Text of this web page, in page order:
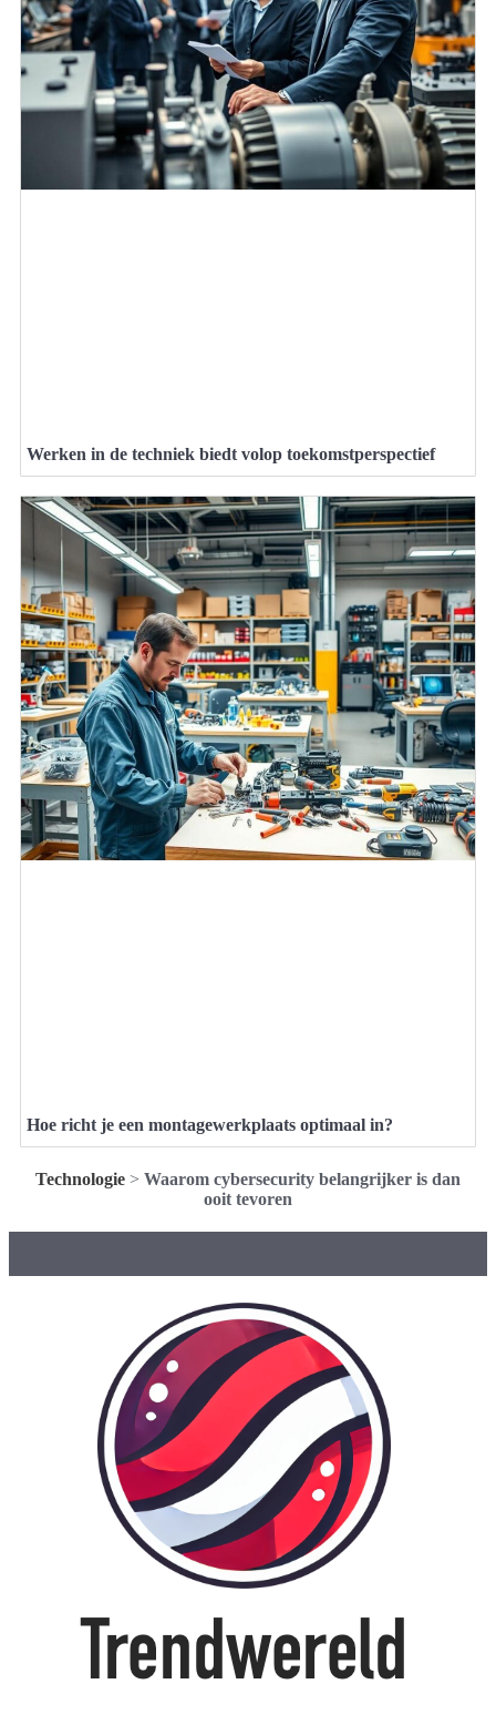
Werken in de techniek biedt volop toekomstperspectief
Hoe richt je een montagewerkplaats optimaal in?
Technologie > Waarom cybersecurity belangrijker is dan
ooit tevoren